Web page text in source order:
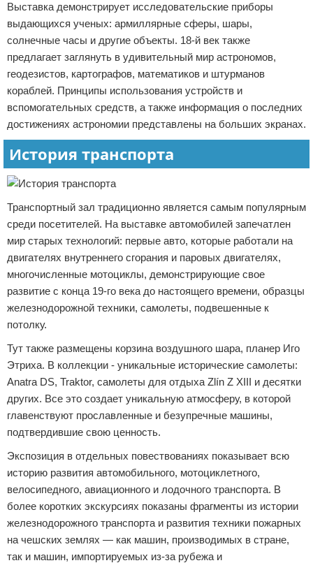
Выставка демонстрирует исследовательские приборы
выдающихся ученых: армиллярные сферы, шары,
солнечные часы и другие объекты. 18-й век также
предлагает заглянуть в удивительный мир астрономов,
геодезистов, картографов, математиков и штурманов
кораблей. Принципы использования устройств и
вспомогательных средств, а также информация о последних
достижениях астрономии представлены на больших экранах.
История транспорта
Транспортный зал традиционно является самым популярным
среди посетителей. На выставке автомобилей запечатлен
мир старых технологий: первые авто, которые работали на
двигателях внутреннего сгорания и паровых двигателях,
многочисленные мотоциклы, демонстрирующие свое
развитие с конца 19-го века до настоящего времени, образцы
железнодорожной техники, самолеты, подвешенные к
потолку.
Тут также размещены корзина воздушного шара, планер Иго
Этриха. В коллекции - уникальные исторические самолеты:
Anatra DS, Traktor, самолеты для отдыха Zlín Z XIII и десятки
других. Все это создает уникальную атмосферу, в которой
главенствуют прославленные и безупречные машины,
подтвердившие свою ценность.
Экспозиция в отдельных повествованиях показывает всю
историю развития автомобильного, мотоциклетного,
велосипедного, авиационного и лодочного транспорта. В
более коротких экскурсиях показаны фрагменты из истории
железнодорожного транспорта и развития техники пожарных
на чешских землях — как машин, производимых в стране,
так и машин, импортируемых из-за рубежа и